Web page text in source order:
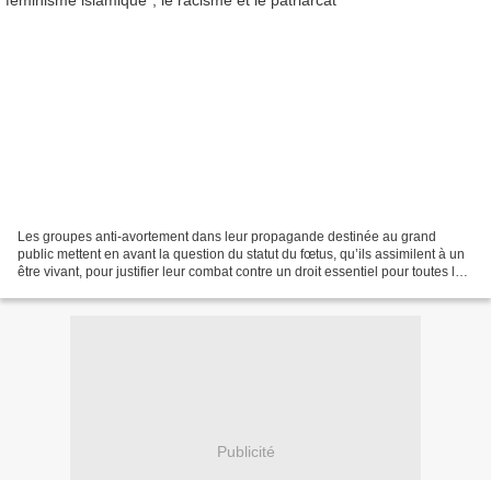
Les groupes anti-avortement dans leur propagande destinée au grand
public mettent en avant la question du statut du fœtus, qu’ils assimilent à un
être vivant, pour justifier leur combat contre un droit essentiel pour toutes les
Publicité